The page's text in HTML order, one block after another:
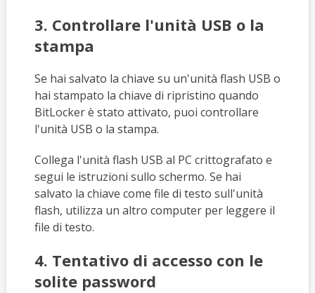
3. Controllare l'unità USB o la
stampa
Se hai salvato la chiave su un'unità flash USB o
hai stampato la chiave di ripristino quando
BitLocker è stato attivato, puoi controllare
l'unità USB o la stampa.
Collega l'unità flash USB al PC crittografato e
segui le istruzioni sullo schermo. Se hai
salvato la chiave come file di testo sull'unità
flash, utilizza un altro computer per leggere il
file di testo.
4. Tentativo di accesso con le
solite password